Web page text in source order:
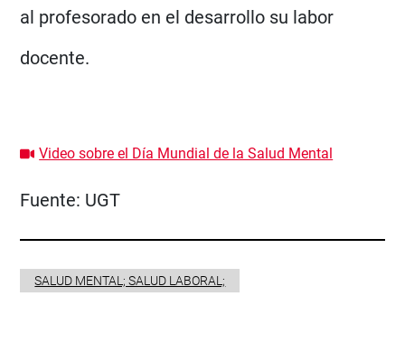
al profesorado en el desarrollo su labor
docente.
Video sobre el Día Mundial de la Salud Mental
Fuente: UGT
SALUD MENTAL; SALUD LABORAL;